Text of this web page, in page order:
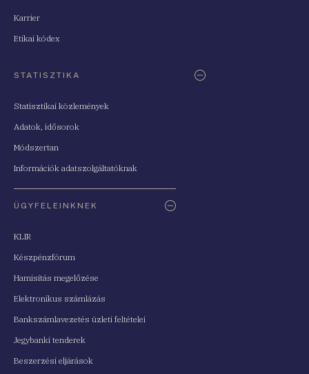
Karrier
Etikai kódex
STATISZTIKA
Statisztikai közlemények
Adatok, idősorok
Módszertan
Információk adatszolgáltatóknak
ÜGYFELEINKNEK
KLIR
Készpénzfórum
Hamisítás megelőzése
Elektronikus számlázás
Bankszámlavezetés üzleti feltételei
Jegybanki tenderek
Beszerzési eljárások